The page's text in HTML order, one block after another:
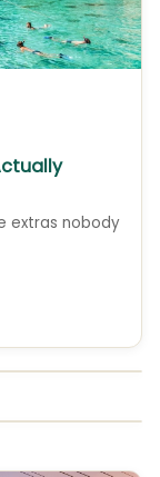
extras nobody